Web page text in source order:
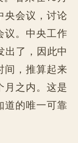
央会议，讨论
议。中央工作
出了，因此中
间，推算起来
月之内。这是
道的唯一可靠